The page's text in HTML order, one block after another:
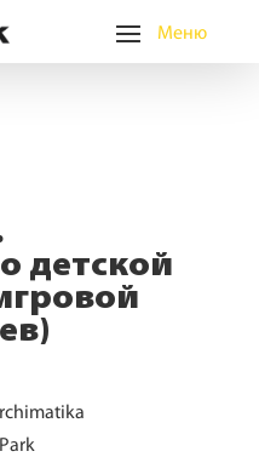
детской